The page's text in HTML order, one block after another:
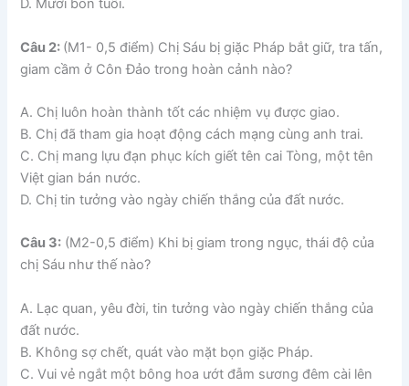
D. Mười bốn tuổi.
Câu 2: (M1- 0,5 điểm) Chị Sáu bị giặc Pháp bắt giữ, tra tấn,
giam cầm ở Côn Đảo trong hoàn cảnh nào?
A. Chị luôn hoàn thành tốt các nhiệm vụ được giao.
B. Chị đã tham gia hoạt động cách mạng cùng anh trai.
C. Chị mang lựu đạn phục kích giết tên cai Tòng, một tên
Việt gian bán nước.
D. Chị tin tưởng vào ngày chiến thắng của đất nước.
Câu 3: (M2-0,5 điểm) Khi bị giam trong ngục, thái độ của
chị Sáu như thế nào?
A. Lạc quan, yêu đời, tin tưởng vào ngày chiến thắng của
đất nước.
B. Không sợ chết, quát vào mặt bọn giặc Pháp.
C. Vui vẻ ngắt một bông hoa ướt đẫm sương đêm cài lên